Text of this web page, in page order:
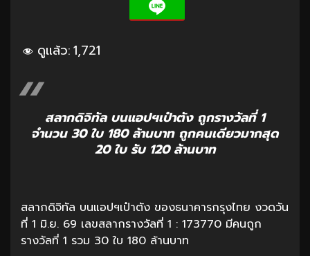
ดูแล้ว:1,721
สลากดิจิทัล บนแอปฯเป๋าตัง ถูกรางวัลที่ 1
จำนวน 30 ใบ 180 ล้านบาท ถูกคนเดียวมากสุด
20 ใบ รับ 120 ล้านบาท
สลากดิจิทัล บนแอปฯเป๋าตัง ของธนาคารกรุงไทย งวดวัน
ที่ 1 มิ.ย. 69 เลขสลากรางวัลที่ 1 : 173770 มีคนถูก
รางวัลที่ 1 รวม 30 ใบ 180 ล้านบาท